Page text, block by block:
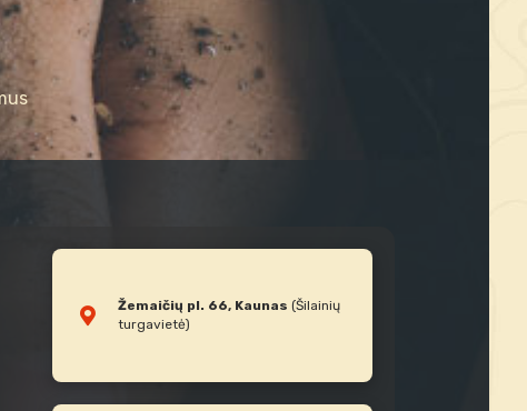
Žemaičių pl. 66, Kaunas (Šilainių
turgavietė)